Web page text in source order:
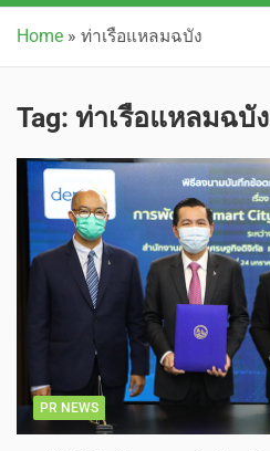
Home » ท่าเรือแหลมฉบัง
Tag: ท่าเรือแหลมฉบัง
PR NEWS